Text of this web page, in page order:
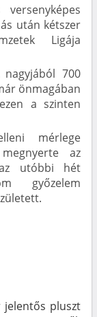
után kétszer
Ligája
700
önmagában
a szinten
mérlege
az
utóbbi hét
győzelem
jelentős pluszt